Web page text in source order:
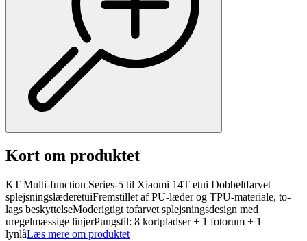
Kort om produktet
KT Multi-function Series-5 til Xiaomi 14T etui Dobbeltfarvet
splejsningslæderetuiFremstillet af PU-læder og TPU-materiale, to-
lags beskyttelseModerigtigt tofarvet splejsningsdesign med
uregelmæssige linjerPungstil: 8 kortpladser + 1 fotorum + 1
lynlåLæs mere om produktet